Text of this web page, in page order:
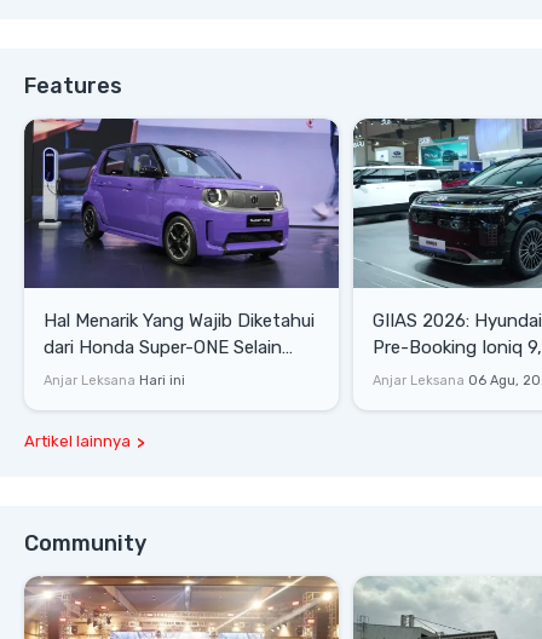
Features
Hal Menarik Yang Wajib Diketahui
dari Honda Super-ONE Selain
Harga
Anjar Leksana Hari ini
GIIAS 2026:
Pre-Booking Ioniq
Rp1,49 Miliar
Anjar Leksana 06 Agu,
Artikel lainnya
Community